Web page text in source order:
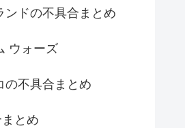
ンドの不具合まとめ
ウォーズ
の不具合まとめ
とめ